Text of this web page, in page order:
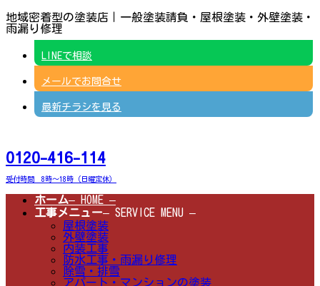
コ
ン
ナ
ビ
地域密着型の塗装店｜一般塗装請負・屋根塗装・外壁塗装・
雨漏り修理
LINEで相談
メールでお問合せ
最新チラシを見る
0120-416-114
受付時間 8時～18時（日曜定休）
ホーム– HOME –
工事メニュー– SERVICE MENU –
屋根塗装
外壁塗装
内装工事
防水工事・雨漏り修理
除雪・排雪
アパート・マンションの塗装